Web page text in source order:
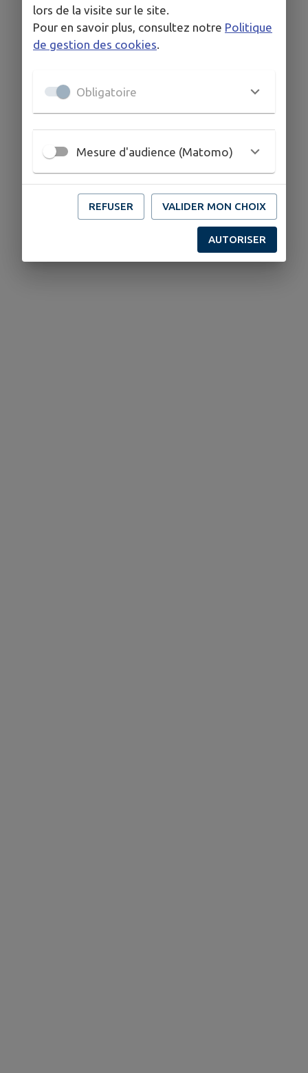
lors de la visite sur le site.
Pour en savoir plus, consultez notre Politique
de gestion des cookies.
Obligatoire
Mesure d'audience (Matomo)
REFUSER VALIDER MON CHOIX
AUTORISER